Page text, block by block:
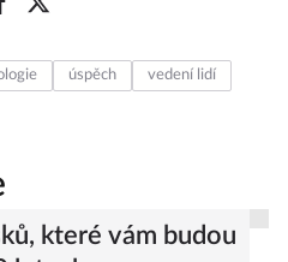
úspěch
vedení lidí
které vám budou